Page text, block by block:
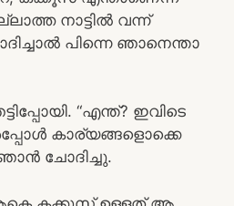
നാട്ടിൽ വന്ന്
പിന്നെ ഞാനെന്താ
“എന്ത്? ഇവിടെ
കാര്യങ്ങളൊക്കെ
ചോദിച്ചു.